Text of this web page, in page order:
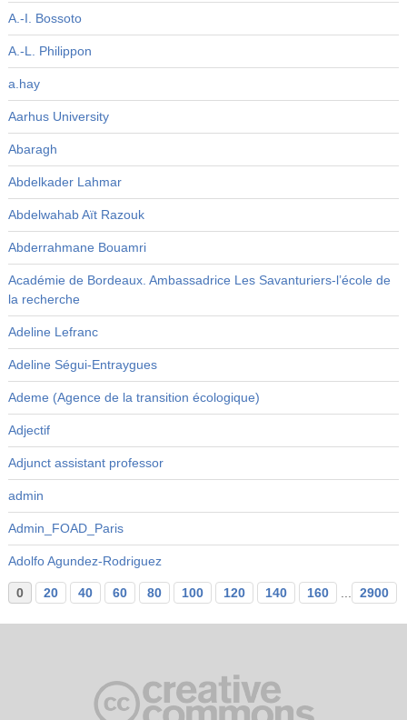
A.-I. Bossoto
A.-L. Philippon
a.hay
Aarhus University
Abaragh
Abdelkader Lahmar
Abdelwahab Aït Razouk
Abderrahmane Bouamri
Académie de Bordeaux. Ambassadrice Les Savanturiers-l’école de
la recherche
Adeline Lefranc
Adeline Ségui-Entraygues
Ademe (Agence de la transition écologique)
Adjectif
Adjunct assistant professor
admin
Admin_FOAD_Paris
Adolfo Agundez-Rodriguez
0 20 40 60 80 100 120 140 160 ... 2900